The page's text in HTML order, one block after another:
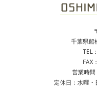
千葉県船
TEL
FAX
営業時
定休日：水曜